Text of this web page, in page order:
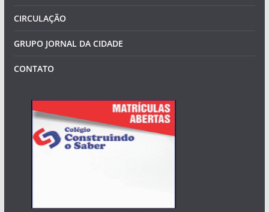
CIRCULAÇÃO
GRUPO JORNAL DA CIDADE
CONTATO